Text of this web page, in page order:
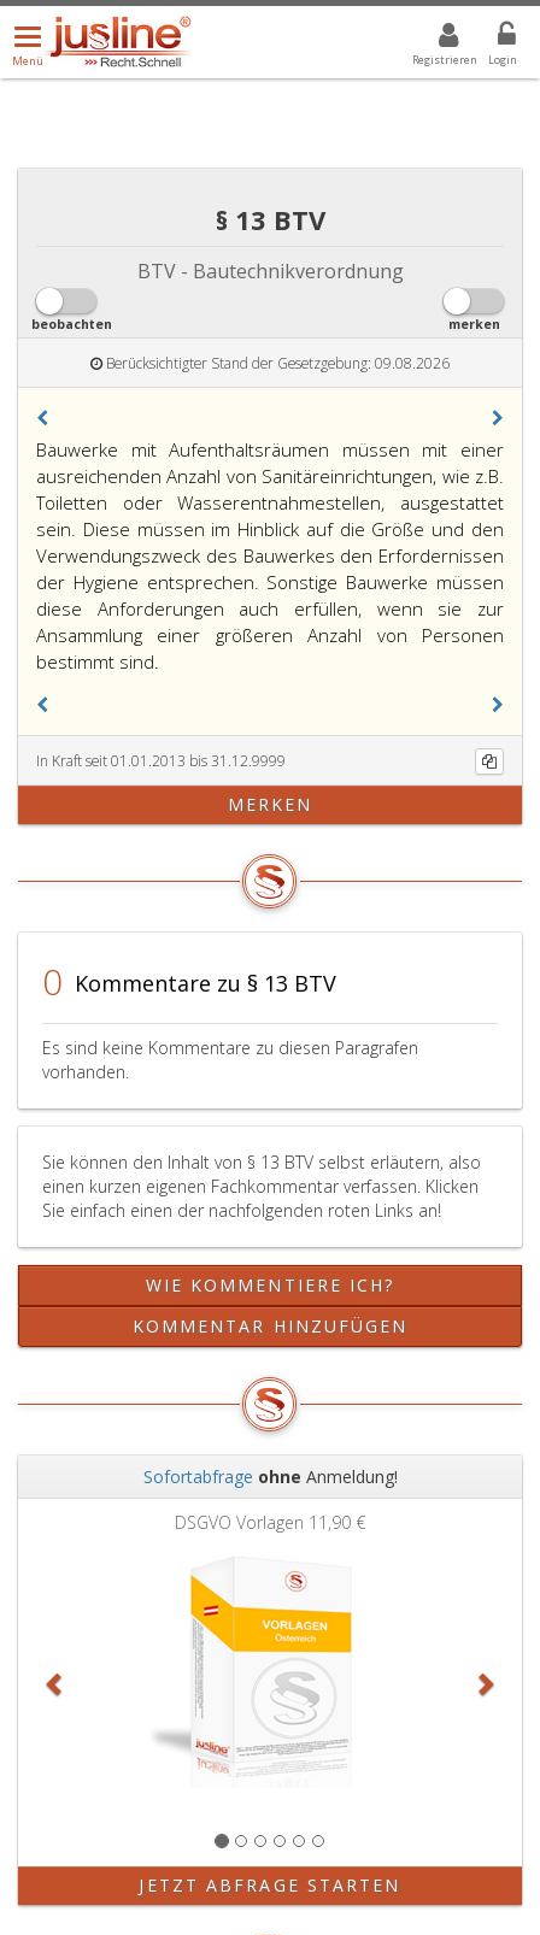
Registrieren Login
Menü
öffnen/schließen
Menü
ALLE DROPDOWN: GEWÄHLTER WERT IST ALLE
§ 13 BTV
BTV - Bautechnikverordnung
beobachten merken
Berücksichtigter Stand der Gesetzgebung: 09.08.2026
Bauwerke mit Aufenthaltsräumen müssen mit einer
ausreichenden Anzahl von Sanitäreinrichtungen, wie z.B.
Toiletten oder Wasserentnahmestellen, ausgestattet
sein. Diese müssen im Hinblick auf die Größe und den
Verwendungszweck des Bauwerkes den Erfordernissen
der Hygiene entsprechen. Sonstige Bauwerke müssen
diese Anforderungen auch erfüllen, wenn sie zur
Ansammlung einer größeren Anzahl von Personen
bestimmt sind.
In Kraft seit 01.01.2013 bis 31.12.9999
MERKEN
0 Kommentare zu § 13 BTV
Es sind keine Kommentare zu diesen Paragrafen
vorhanden.
Sie können den Inhalt von § 13 BTV selbst erläutern, also
einen kurzen eigenen Fachkommentar verfassen. Klicken
Sie einfach einen der nachfolgenden roten Links an!
WIE KOMMENTIERE ICH?
KOMMENTAR HINZUFÜGEN
Sofortabfrage ohne Anmeldung!
DSGVO Vorlagen 11,90 €
JETZT ABFRAGE STARTEN